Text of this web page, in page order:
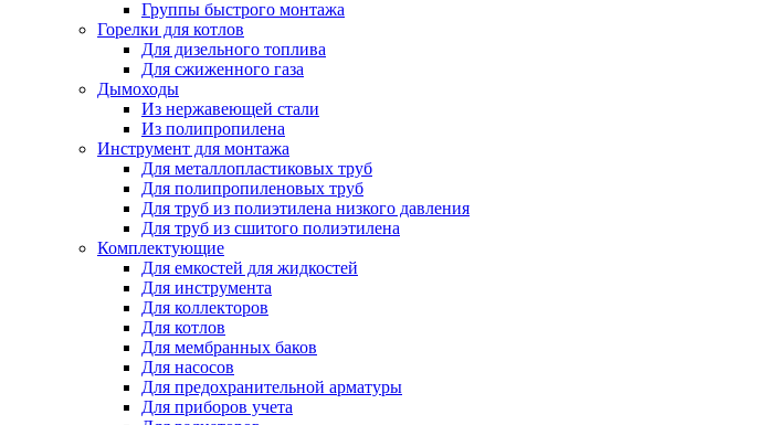
Группы быстрого монтажа
Горелки для котлов
Для дизельного топлива
Для сжиженного газа
Дымоходы
Из нержавеющей стали
Из полипропилена
Инструмент для монтажа
Для металлопластиковых труб
Для полипропиленовых труб
Для труб из полиэтилена низкого давления
Для труб из сшитого полиэтилена
Комплектующие
Для емкостей для жидкостей
Для инструмента
Для коллекторов
Для котлов
Для мембранных баков
Для насосов
Для предохранительной арматуры
Для приборов учета